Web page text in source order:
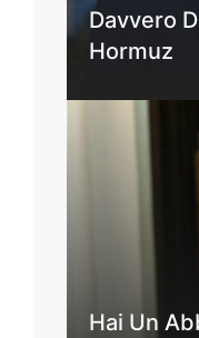
Davvero
Hormuz
Hai Un